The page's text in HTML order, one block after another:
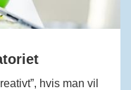
hvis man vil